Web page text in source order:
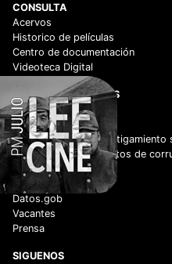
CONSULTA
Acervos
Historico de películas
Centro de documentación
Videoteca Digital
ENLACES DE INTERÉS
Adquisiciones
Normateca
Cero tolerancia al hostigamiento
No tolerancia a los actos de
Código de Conducta
Código de Ética
Datos.gob
Vacantes
Prensa
SIGUENOS